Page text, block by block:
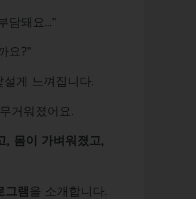
담돼요…”
요?”
게 느껴집니다.
거워졌어요.
, 몸이 가벼워졌고,
그램을 소개합니다.